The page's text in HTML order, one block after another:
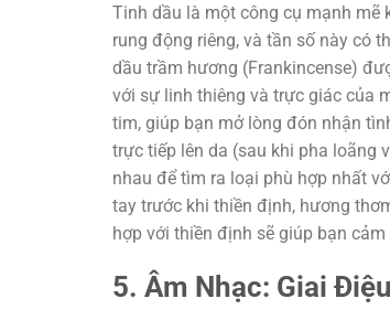
Tinh dầu là một công cụ mạnh mẽ
rung động riêng, và tần số này có
dầu trầm hương (Frankincense)
với sự linh thiêng và trực giác của
tim, giúp bạn mở lòng đón nhận
trực tiếp lên da (sau khi pha loãng
nhau để tìm ra loại phù hợp nhất
tay trước khi thiền định, hương
hợp với thiền định sẽ giúp bạn
5. Âm Nhạc: Giai